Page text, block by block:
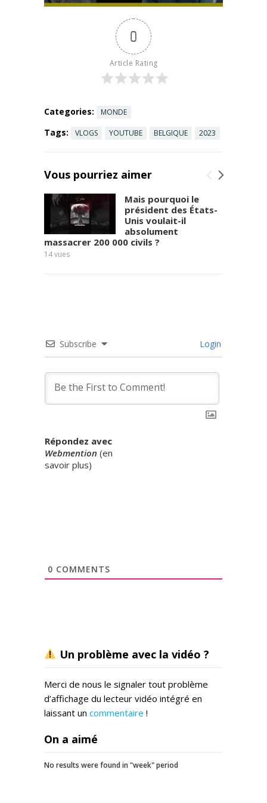
nuel-
orient/
igaction.net/
0
Article Rating
Categories: MONDE
Tags: VLOGS YOUTUBE BELGIQUE 2023
Vous pourriez aimer
Mais pourquoi le
président des États-
Unis voulait-il
absolument
massacrer 200 000 civils ?
14vues
Subscribe Login
Répondez avec
Webmention (en
savoir plus)
0 COMMENTS
Un problème avec la vidéo ?
Merci de nous le signaler tout problème
d’affichage du lecteur vidéo intégré en
laissant un commentaire !
On a aimé
No results were found in "week" period